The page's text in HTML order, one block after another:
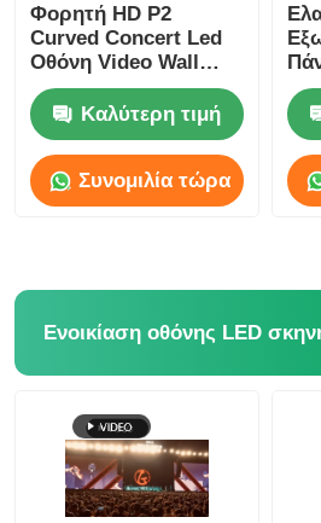
Εκπομπή VR
Σχετικά με εμάς
Ξενάγηση στο Εργοστάσιο
Ειδήσεις
Υποθέσεις
Φορητή HD P2
Curved Concert Led
Οθόνη Video Wall
4500cd-5000cd
Καλύτερη τιμή
Συνομιλία τώρα
Ενοικίαση οθόνης LED